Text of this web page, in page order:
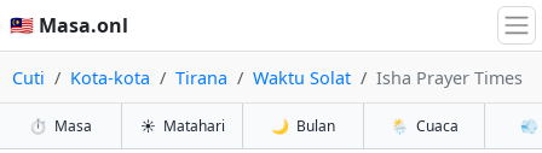
🇲🇾 Masa.onl
Cuti Kota-kota Tirana Waktu Solat Isha Prayer Times
⏱️ Masa ☀️ Matahari 🌙 Bulan 🌦️ Cuaca 💨